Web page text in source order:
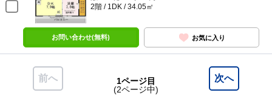
2階 / 1DK / 34.05㎡
お問い合わせ(無料) お気に入り
前へ 次へ
1ページ目
(2ページ中)